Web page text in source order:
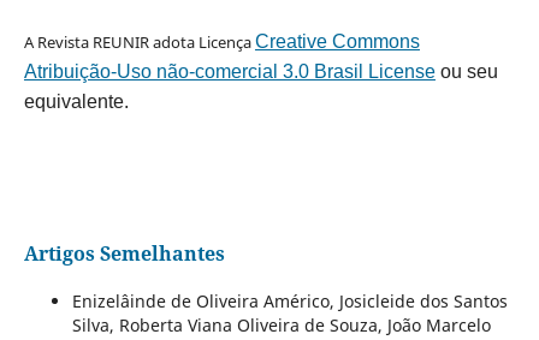
A Revista REUNIR adota LicençaCreative Commons
Atribuição-Uso não-comercial 3.0 Brasil Licenseou seu
equivalente.
Artigos Semelhantes
Enizelâinde de Oliveira Américo, Josicleide dos Santos
Silva, Roberta Viana Oliveira de Souza, João Marcelo